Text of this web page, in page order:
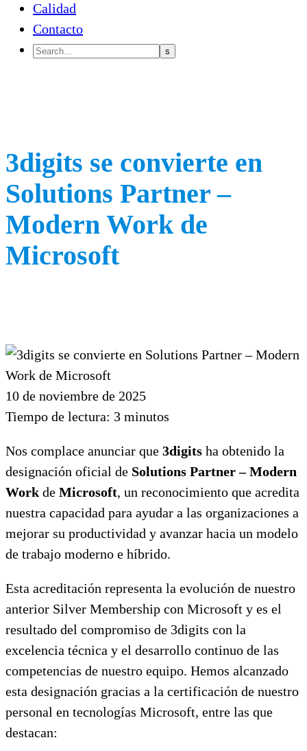
Calidad
Contacto
3digits se convierte en
Solutions Partner –
Modern Work de
Microsoft
10 de noviembre de 2025
Tiempo de lectura: 3 minutos
Nos complace anunciar que 3digits ha obtenido la
designación oficial de Solutions Partner – Modern
Work de Microsoft, un reconocimiento que acredita
nuestra capacidad para ayudar a las organizaciones a
mejorar su productividad y avanzar hacia un modelo
de trabajo moderno e híbrido.
Esta acreditación representa la evolución de nuestro
anterior Silver Membership con Microsoft y es el
resultado del compromiso de 3digits con la
excelencia técnica y el desarrollo continuo de las
competencias de nuestro equipo. Hemos alcanzado
esta designación gracias a la certificación de nuestro
personal en tecnologías Microsoft, entre las que
destacan: